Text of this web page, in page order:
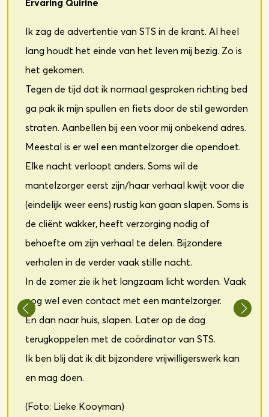
Ervaring Quirine
Ik zag de advertentie van STS in de krant. Al heel
lang houdt het einde van het leven mij bezig. Zo is
het gekomen.
Tegen de tijd dat ik normaal gesproken richting bed
ga pak ik mijn spullen en fiets door de stil geworden
straten. Aanbellen bij een voor mij onbekend adres.
Meestal is er wel een mantelzorger die opendoet.
Elke nacht verloopt anders. Soms wil de
mantelzorger eerst zijn/haar verhaal kwijt voor die
(eindelijk weer eens) rustig kan gaan slapen. Soms is
de cliënt wakker, heeft verzorging nodig of
behoefte om zijn verhaal te delen. Bijzondere
verhalen in de verder vaak stille nacht.
In de zomer zie ik het langzaam licht worden. Vaak
nog wel even contact met een mantelzorger.
En dan naar huis, slapen. Later op de dag
terugkoppelen met de coördinator van STS.
Ik ben blij dat ik dit bijzondere vrijwilligerswerk kan
en mag doen.
(Foto: Lieke Kooyman)